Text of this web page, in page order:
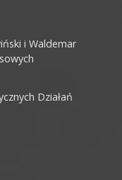
i Waldemar
Działań